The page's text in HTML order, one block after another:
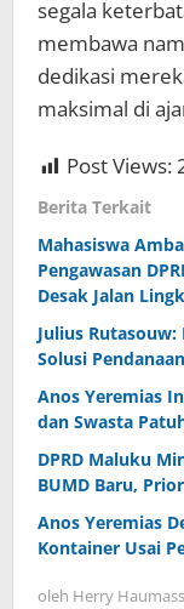
segala
membawa
dedikasi
maksimal di
Post Views:
Berita Terkait
Mahasiswa
Pengawasan
Desak Jalan
Julius
Solusi
Anos Yeremias
dan Swasta
DPRD Maluku
BUMD Baru,
Anos Yeremias
Kontainer Usai
oleh Herry